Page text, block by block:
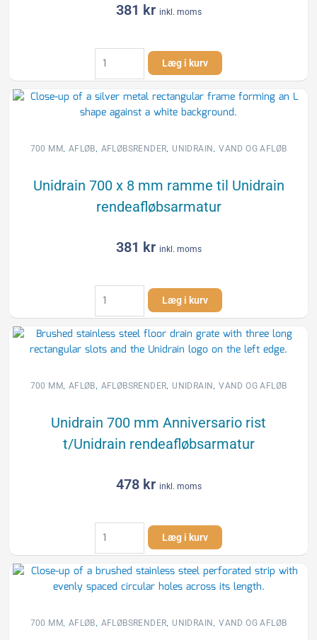
381 kr inkl. moms
Unidrain
700
x
12
mm
til
rendeafløbsarmatur
antal
Læg i kurv
700 MM, AFLØB, AFLØBSRENDER, UNIDRAIN,VAND OG AFLØB
Unidrain 700 x 8 mm ramme til Unidrain
rendeafløbsarmatur
381 kr inkl. moms
Unidrain
700
x
8
mm
til
rendeafløbsarmatur
antal
Læg i kurv
700 MM, AFLØB, AFLØBSRENDER, UNIDRAIN,VAND OG AFLØB
Unidrain 700 mm Anniversario rist
t/Unidrain rendeafløbsarmatur
478 kr inkl. moms
Unidrain
700
mm
Anniversario
rist
rendeafløbsarmatur
Læg i kurv
700 MM, AFLØB, AFLØBSRENDER, UNIDRAIN,VAND OG AFLØB